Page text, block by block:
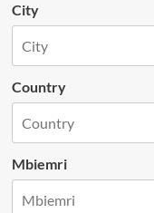
City
Country
Mbiemri